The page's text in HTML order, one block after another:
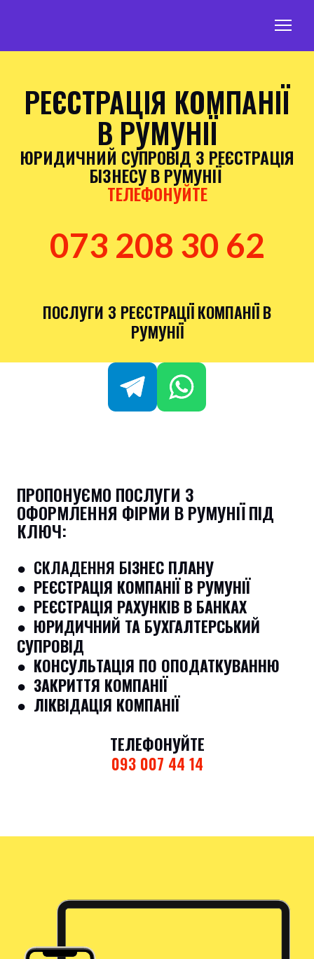
РЕЄСТРАЦІЯ КОМПАНІЇ
В РУМУНІЇ
ЮРИДИЧНИЙ СУПРОВІД З РЕЄСТРАЦІЯ
БІЗНЕСУ В РУМУНІЇ
ТЕЛЕФОНУЙТЕ
073 208 30 62
ПОСЛУГИ З РЕЄСТРАЦІЇ КОМПАНІЇ В
РУМУНІЇ
ПРОПОНУЄМО ПОСЛУГИ З
ОФОРМЛЕННЯ ФІРМИ В РУМУНІЇ ПІД
КЛЮЧ:
● СКЛАДЕННЯ БІЗНЕС ПЛАНУ
● РЕЄСТРАЦІЯ КОМПАНІЇ В РУМУНІЇ
● РЕЄСТРАЦІЯ РАХУНКІВ В БАНКАХ
● ЮРИДИЧНИЙ ТА БУХГАЛТЕРСЬКИЙ
СУПРОВІД
● КОНСУЛЬТАЦІЯ ПО ОПОДАТКУВАННЮ
● ЗАКРИТТЯ КОМПАНІЇ
● ЛІКВІДАЦІЯ КОМПАНІЇ
ТЕЛЕФОНУЙТЕ
093 007 44 14